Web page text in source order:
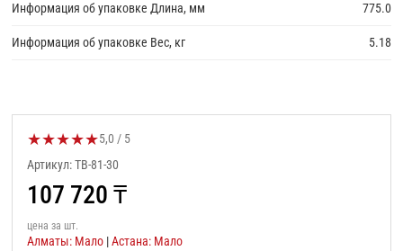
Информация об упаковке Длина, мм 775.0
Информация об упаковке Вес, кг 5.18
★★★★★Оценка товара:
5,0 / 5
Артикул: TB-81-30
107 720 ₸
цена за шт.
Алматы: Мало |Астана: Мало